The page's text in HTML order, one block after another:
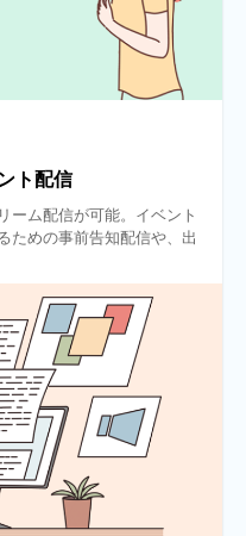
ト配信
ーム配信が可能。イベント
ための事前告知配信や、出